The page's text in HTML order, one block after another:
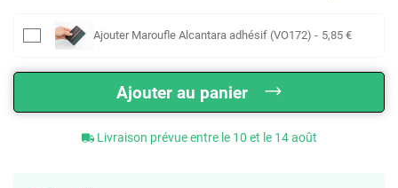
Ajouter Maroufle Alcantara adhésif (VO172) - 5,85 €
Ajouter au panier
Livraison prévue entre le 10 et le 14 août